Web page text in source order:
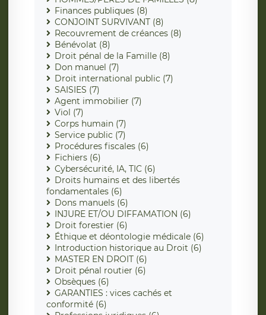
Finances publiques (8)
CONJOINT SURVIVANT (8)
Recouvrement de créances (8)
Bénévolat (8)
Droit pénal de la Famille (8)
Don manuel (7)
Droit international public (7)
SAISIES (7)
Agent immobilier (7)
Viol (7)
Corps humain (7)
Service public (7)
Procédures fiscales (6)
Fichiers (6)
Cybersécurité, IA, TIC (6)
Droits humains et des libertés
fondamentales (6)
Dons manuels (6)
INJURE ET/OU DIFFAMATION (6)
Droit forestier (6)
Éthique et déontologie médicale (6)
Introduction historique au Droit (6)
MASTER EN DROIT (6)
Droit pénal routier (6)
Obsèques (6)
GARANTIES : vices cachés et
conformité (6)